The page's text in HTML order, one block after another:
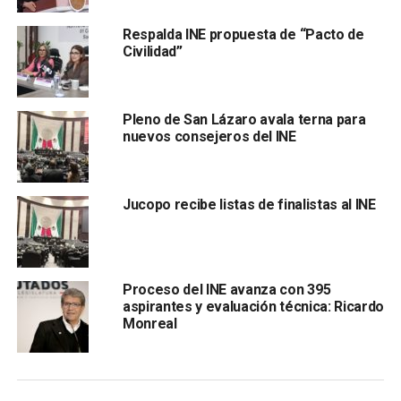
imprimieron 600 millones de boletas.
De acuerdo al funcionario,
en la documentación electoral.
De esta forma,
en braille para los votantes
posibilidad de que los votantes puedan entrar a la
casilla con una persona de confianza, ya que no todas
las personas con ceguera o débiles visuales son capaces
de leer en braille.
Respalda INE propuesta de “Pacto de
Civilidad”
Pleno de San Lázaro avala terna para
nuevos consejeros del INE
Jucopo recibe listas de finalistas al INE
Proceso del INE avanza con 395
aspirantes y evaluación técnica: Ricardo
Monreal